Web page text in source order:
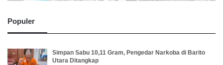
Populer
Simpan Sabu 10,11 Gram, Pengedar Narkoba di Barito
Utara Ditangkap